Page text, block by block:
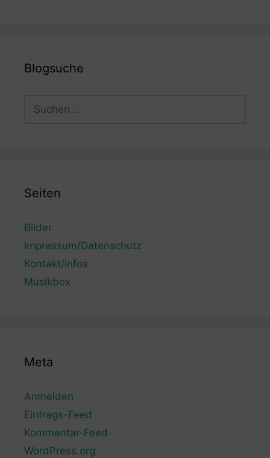
Blogsuche
Seiten
Bilder
Impressum/Datenschutz
Kontakt/Infos
Musikbox
Meta
Anmelden
Eintrags-Feed
Kommentar-Feed
WordPress.org